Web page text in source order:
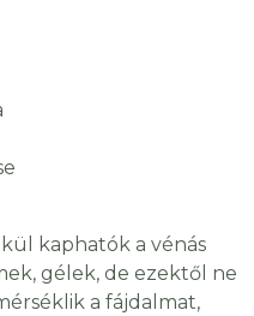
kaphatók a vénás
gélek, de ezektől ne
a fájdalmat,